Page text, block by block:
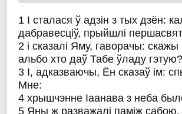
1 І сталася ў адзін з тых дзён:
дабравесціў, прыйшлі
2 і сказалі Яму, гаворачы:
альбо хто даў Табе ўладу гэтую?
3 І, адказваючы, Ён сказаў ім:
Мне:
4 хрышчэнне Іаанава з неба
5 Яны ж разважалі паміж сабою,